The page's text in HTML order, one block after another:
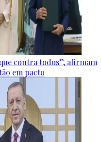
contra todos”, afirmam
em pacto